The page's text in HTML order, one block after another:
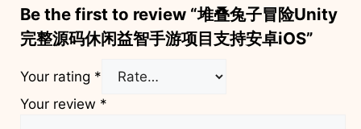
Be the first to review “堆叠兔子冒险Unity
完整源码休闲益智手游项目支持安卓iOS”
Your rating *
Your review *